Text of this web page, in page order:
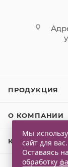
ПРОДУКЦИЯ
О КОМПАНИИ
КЛИЕНТАМ
Мы
сайт для вас.
Оставаясь
обработку